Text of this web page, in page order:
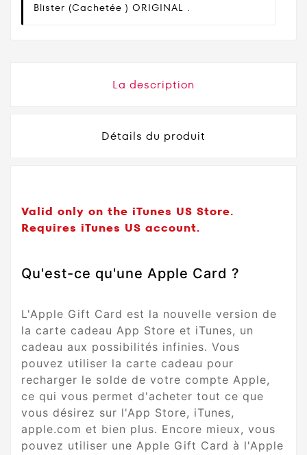
Blister (cachetée ) ORIGINAL .
La description
Détails du produit
Valid only on the iTunes US Store.
Requires iTunes US account.
Qu'est-ce qu'une Apple Card ?
L'Apple Gift Card est la nouvelle version de
la carte cadeau App Store et iTunes, un
cadeau aux possibilités infinies. Vous
pouvez utiliser la carte cadeau pour
recharger le solde de votre compte Apple,
ce qui vous permet d'acheter tout ce que
vous désirez sur l'App Store, iTunes,
apple.com et bien plus. Encore mieux, vous
pouvez utiliser une Apple Gift Card à l'Apple